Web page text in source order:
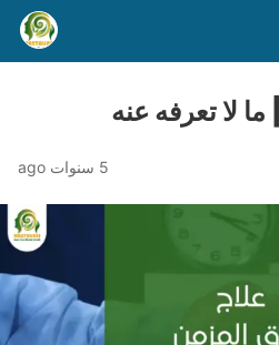
لا تعرفه عنه
5 سنوات ago